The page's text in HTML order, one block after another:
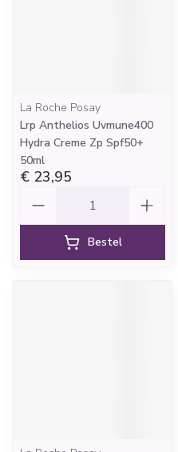
La Roche Posay
Lrp Anthelios Uvmune400
Hydra Creme Zp Spf50+
50ml
€ 23,95
Bestel